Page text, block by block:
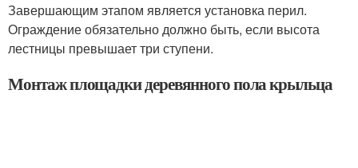
Завершающим этапом является установка перил.
Ограждение обязательно должно быть, если высота
лестницы превышает три ступени.
Монтаж площадки деревянного пола крыльца